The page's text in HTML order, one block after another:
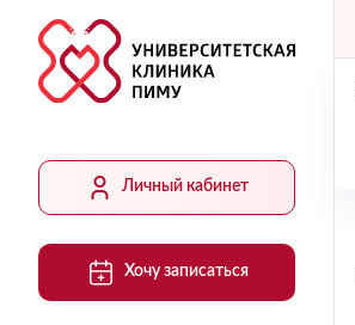
Личный кабинет
Хочу записаться